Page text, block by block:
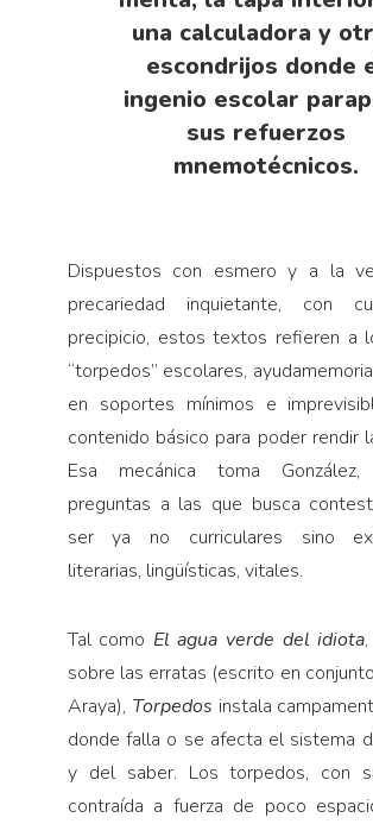
una calculadora y
escondrijos donde
ingenio escolar
sus refuerzos
mnemotécnicos.
Dispuestos con esmero y a la
precariedad inquietante, con
precipicio, estos textos refieren a
“torpedos” escolares,
en soportes mínimos e
contenido básico para poder rendir
Esa mecánica toma
preguntas a las que busca
ser ya no curriculares sino
literarias, lingüísticas, vitales.
Tal como El agua verde del idiota
sobre las erratas (escrito en
Araya), Torpedos instala
donde falla o se afecta el sistema
y del saber. Los torpedos, con
contraída a fuerza de poco